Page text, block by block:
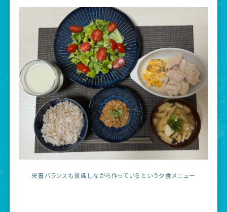
栄養バランスも意識しながら作っているという夕食メニュー